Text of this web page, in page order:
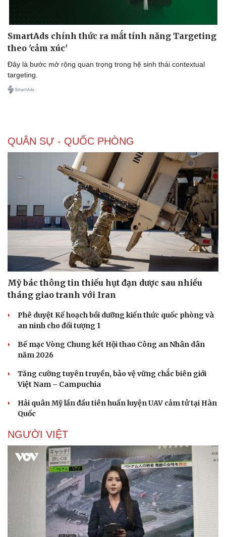
Doanh nghiệp
Thông tin doanh nghiệp
Doanh nghiệp 24h
Vì cộng đồng
Sành điệu
SmartAds chính thức ra mắt tính năng Targeting
theo 'cảm xúc'
Đây là bước mở rộng quan trọng trong hệ sinh thái contextual
targeting.
QUÂN SỰ - QUỐC PHÒNG
Mỹ bác thông tin thiếu hụt đạn dược sau nhiều
tháng giao tranh với Iran
Phê duyệt Kế hoạch bồi dưỡng kiến thức quốc phòng và
an ninh cho đối tượng 1
Bế mạc Vòng Chung kết Hội thao Công an Nhân dân
năm 2026
Tăng cường tuyên truyền, bảo vệ vững chắc biên giới
Việt Nam – Campuchia
Hải quân Mỹ lần đầu tiên huấn luyện UAV cảm tử tại Hàn
Quốc
NGƯỜI VIỆT